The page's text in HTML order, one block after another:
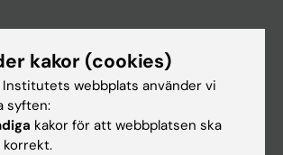
kakor (cookies)
Institutets webbplats använder vi
syften:
kakor för att webbplatsen ska
korrekt.